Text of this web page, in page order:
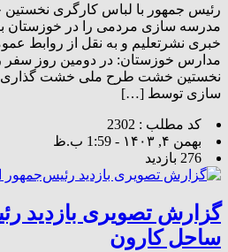
رئیس جمهور با لباس کارگری
مدرسه سازی مردمی را در خوزستان
خبری نشرتعلیم و به نقل از روابط
مدارس خوزستان: در دومین روز سفر
نخستین خشت طرح ملی خشت گذاری
سازی توسط […]
کد مطلب : 2302
بهمن ۴, ۱۴۰۳ - 1:59 ب.ظ
276 بازدید
گزارش تصویری بازدید
ساحل کارون